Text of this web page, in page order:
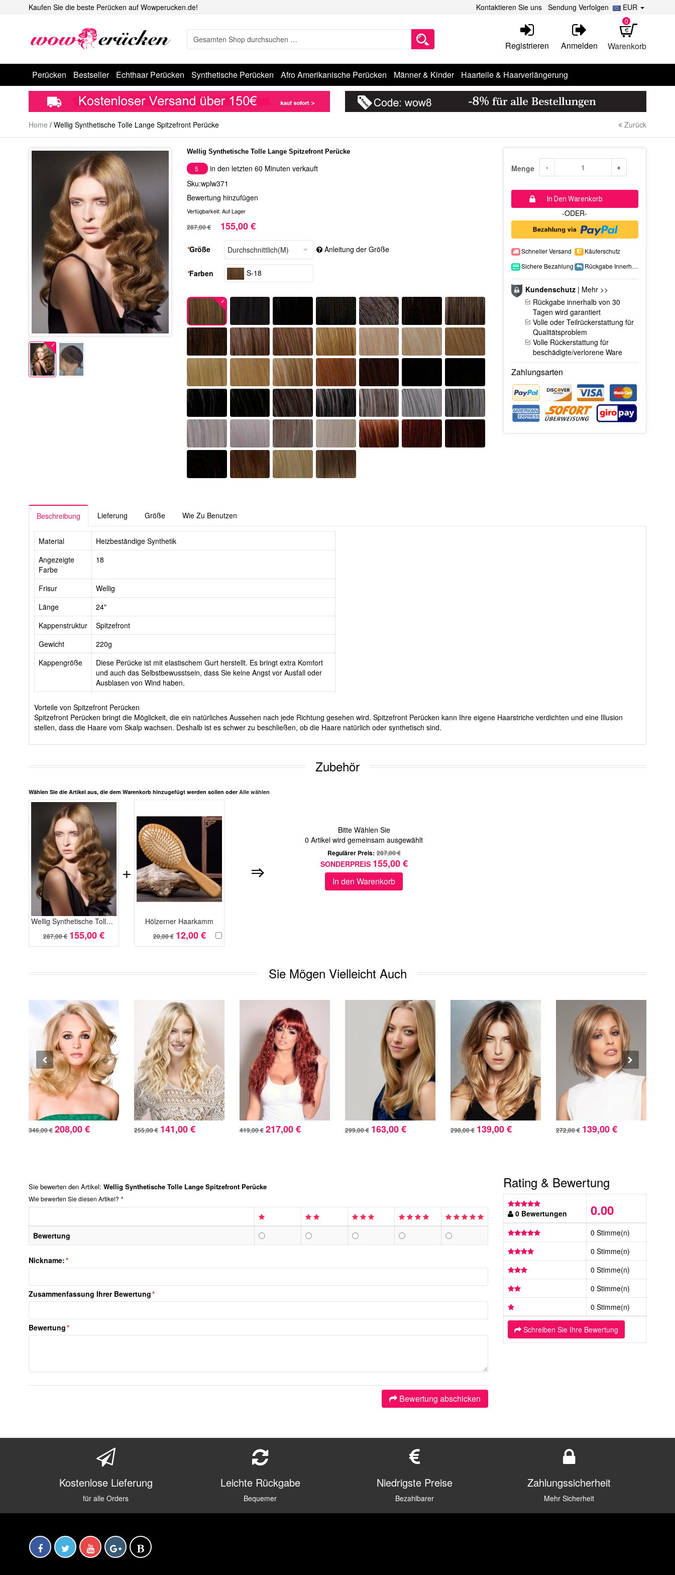
Kaufen Sie die beste Perücken auf Wowperucken.de! EUR
Kontaktieren Sie uns Sendung Verfolgen
Warenkorb
0
Registrieren Anmelden
Perücken Bestseller Echthaar Perücken Synthetische Perücken Afro Amerikanische Perücken Männer & Kinder Haarteile & Haarverlängerung
Home / Wellig Synthetische Tolle Lange Spitzefront Perücke Zurück
Wellig Synthetische Tolle Lange Spitzefront Perücke
5
in den letzten 60 Minuten verkauft
Sku:wplw371
Bewertung hinzufügen
Verfügbarkeit: Auf Lager
287,00 € 155,00 €
*Größe Anleitung der Größe
*Farben S-18
Menge - +
In Den Warenkorb
-ODER-
Schneller Versand
Käuferschutz
Sichere Bezahlung
Rückgabe Innerhalb 15 Tage
Kundenschutz| Mehr >>
Rückgabe innerhalb von 30
Tagen wird garantiert
Volle oder Teilrückerstattung für
Qualitätsproblem
Volle Rückerstattung für
beschädigte/verlorene Ware
Zahlungsarten
Beschreibung Lieferung Größe Wie Zu Benutzen
Material
Heizbeständige Synthetik
Angezeigte
Farbe
18
Frisur
Wellig
Länge
24"
Kappenstruktur
Spitzefront
Gewicht
220g
Kappengröße
Diese Perücke ist mit elastischem Gurt herstellt. Es bringt extra Komfort
und auch das Selbstbewusstsein, dass Sie keine Angst vor Ausfall oder
Ausblasen von Wind haben.
Vorteile von Spitzefront Perücken
Spitzefront Perücken bringt die Möglickeit, die ein natürliches Aussehen nach jede Richtung gesehen wird. Spitzefront Perücken kann Ihre eigene Haarstriche verdichten und eine Illusion
stellen, dass die Haare vom Skalp wachsen. Deshalb ist es schwer zu beschließen, ob die Haare natürlich oder synthetisch sind.
Zubehör
Wählen Sie die Artikel aus, die dem Warenkorb hinzugefügt werden sollen oder Alle wählen
Wellig Synthetische Tolle Lange Spitzefront Perücke
287,00 € 155,00 €
Hölzerner Haarkamm
20,00 € 12,00 €
+
Bitte Wählen Sie
0 Artikel wird gemeinsam ausgewählt
Regulärer Preis: 287,00 €
SONDERPREIS 155,00 €
In den Warenkorb
Sie Mögen Vielleicht Auch
346,00 € 208,00 € 255,00 € 141,00 € 419,00 € 217,00 € 299,00 € 163,00 € 298,00 € 139,00 € 272,00 € 139,00 €
Sie bewerten den Artikel: Wellig Synthetische Tolle Lange Spitzefront Perücke
Wie bewerten Sie diesen Artikel? *
Bewertung
*
Nickname:
*
Zusammenfassung Ihrer Bewertung
*
Bewertung
Bewertung abschicken
Rating & Bewertung
0 Bewertungen 0.00
0 Stimme(n)
0 Stimme(n)
0 Stimme(n)
0 Stimme(n)
0 Stimme(n)
Schreiben Sie Ihre Bewertung
Kostenlose Lieferung
für alle Orders
Leichte Rückgabe
Bequemer
Niedrigste Preise
Bezahlbarer
Zahlungssicherheit
Mehr Sicherheit